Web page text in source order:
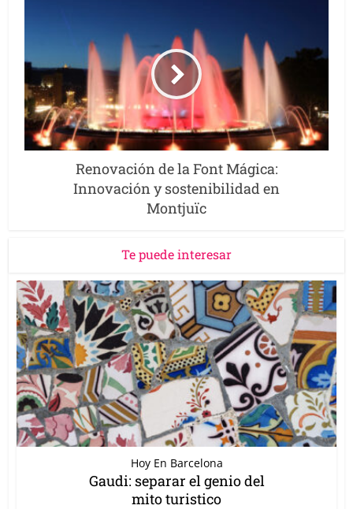
Renovación de la Font Mágica:
Innovación y sostenibilidad en
Montjuïc
Te puede interesar
Hoy En Barcelona
Gaudi: separar el genio del
mito turistico